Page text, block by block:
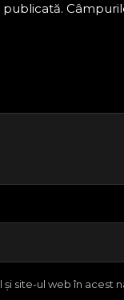
publicată.
și site-ul web în